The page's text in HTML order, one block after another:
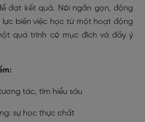
đạt kết quả. Nói ngắn gọn, động
lực biến việc học từ một hoạt động
quá trình có mục đích và đầy ý
tác, tìm hiểu sâu
sự học thực chất